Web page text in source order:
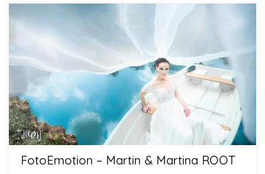
FotoEmotion – Martin & Martina ROOT